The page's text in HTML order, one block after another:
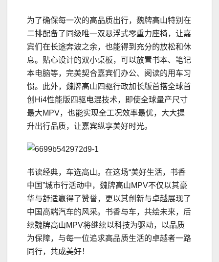
为了确保每一次的高品质出行，魏牌高山特别在
二排配备了同级唯一双悬浮式零重力座椅，让嘉
宾们在长途奔波之余，也能得到充分的放松和休
息。贴心设计的双小桌板，可以放置书本、笔记
本电脑等，完美契合嘉宾们办公、阅读的用车习
惯。此外，魏牌高山四驱行政加长版首搭全球首
创Hi4性能版四驱电混技术，即使全球量产尺寸
最大MPV，也能实现全工况效率最优，大大提
升出行品质，让嘉宾纵享美好时光。
书读经典，车选高山。在这场“美好生活，书香
中国”城市行活动中，魏牌高山MPV不仅以其豪
华与舒适赢得了赞誉，更以其创新与卓越展现了
中国高端汽车的风采。书香与车，共绘未来，后
续魏牌高山MPV将继续以科技为驱动，以品质
为保障，与每一位追求高品质生活的卓越者一路
同行，共成美好！